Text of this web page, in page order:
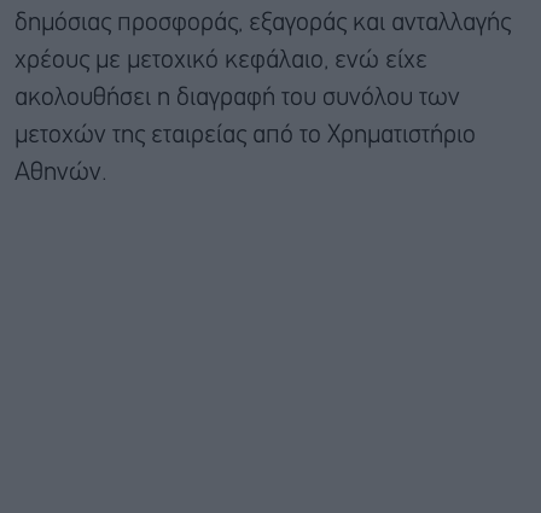
δημόσιας προσφοράς, εξαγοράς και ανταλλαγής
χρέους με μετοχικό κεφάλαιο, ενώ είχε
ακολουθήσει η διαγραφή του συνόλου των
μετοχών της εταιρείας από το Χρηματιστήριο
Αθηνών.